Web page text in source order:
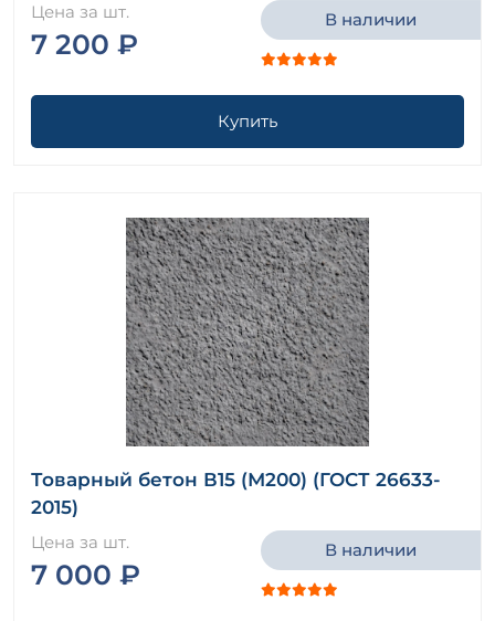
Цена за шт.
7 200 ₽
В наличии
Купить
Товарный бетон В15 (М200) (ГОСТ 26633-
2015)
Цена за шт.
7 000 ₽
В наличии